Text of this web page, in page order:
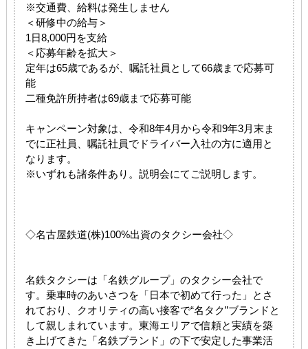
※交通費、給料は発生しません
＜研修中の給与＞
1日8,000円を支給
＜応募年齢を拡大＞
定年は65歳であるが、嘱託社員として66歳まで応募可
能
二種免許所持者は69歳まで応募可能
キャンペーン対象は、令和8年4月から令和9年3月末ま
でに正社員、嘱託社員でドライバー入社の方に適用と
なります。
※いずれも諸条件あり。説明会にてご説明します。
◇名古屋鉄道(株)100%出資のタクシー会社◇
名鉄タクシーは「名鉄グループ」のタクシー会社で
す。乗車時のあいさつを「日本で初めて行った」とさ
れており、クオリティの高い接客で“名タク”ブランドと
して親しまれています。東海エリアで信頼と実績を築
き上げてきた「名鉄ブランド」の下で安定した事業活